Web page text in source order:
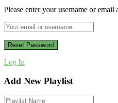
Please enter your username or email
Log In
Add New Playlist